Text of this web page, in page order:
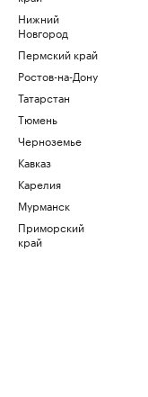
Нижний
Новгород
Пермский край
Ростов-на-Дону
Татарстан
Тюмень
Черноземье
Кавказ
Карелия
Мурманск
Приморский
край